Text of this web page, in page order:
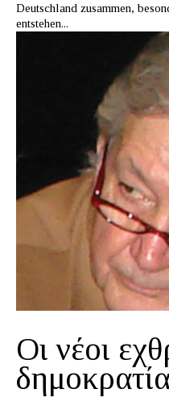
Deutschland zusammen,
entstehen...
Οι νέοι